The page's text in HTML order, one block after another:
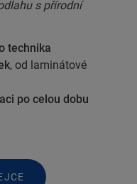
technika
, od laminátové
po celou dobu